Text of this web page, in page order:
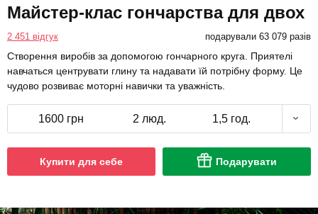
Майстер-клас гончарства для двох
2 451 відгук подарували 63 079 разів
Створення виробів за допомогою гончарного круга. Приятелі
навчаться центрувати глину та надавати їй потрібну форму. Це
чудово розвиває моторні навички та уважність.
1600 грн 2 люд. 1,5 год.
Купити для себе Подарувати